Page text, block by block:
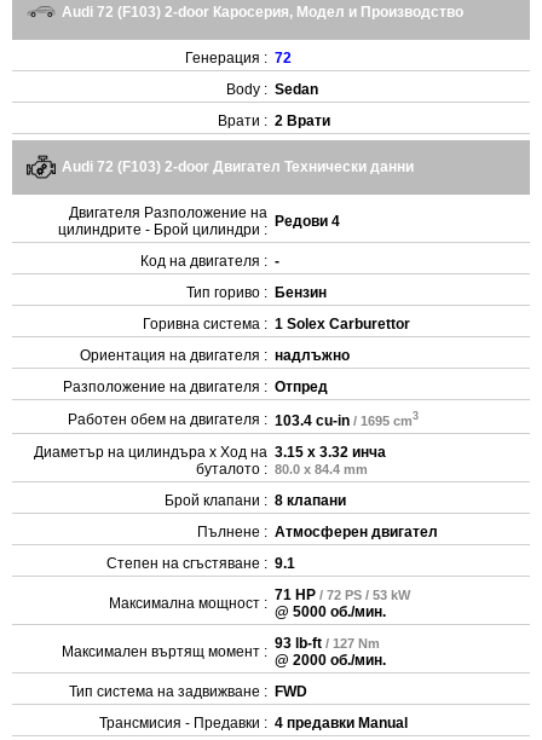
Audi 72 (F103) 2-door Каросерия, Модел и Производство
Генерация : 72
Body : Sedan
Врати : 2 Врати
Audi 72 (F103) 2-door Двигател Технически данни
Двигателя Разположение на
цилиндрите - Брой цилиндри : Редови 4
Код на двигателя : -
Тип гориво : Бензин
Горивна система : 1 Solex Carburettor
Ориентация на двигателя : надлъжно
Разположение на двигателя : Отпред
Работен обем на двигателя : 103.4 cu-in / 1695 cm3
Диаметър на цилиндъра x Ход на
буталото :
3.15 x 3.32 инча
80.0 x 84.4 mm
Брой клапани : 8 клапани
Пълнене : Атмосферен двигател
Степен на сгъстяване : 9.1
Максимална мощност : 71 HP / 72 PS / 53 kW
@ 5000 об./мин.
Максимален въртящ момент : 93 lb-ft / 127 Nm
@ 2000 об./мин.
Тип система на задвижване : FWD
Трансмисия - Предавки : 4 предавки Manual